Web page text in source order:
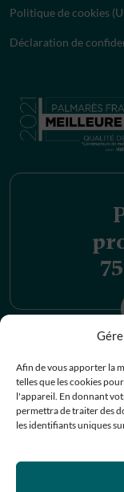
Afin de vous apporter la
telles que les cookies
l'appareil. En donnant
permettra de traiter des
les identifiants uniques
Politique de cookies
Déclaration de